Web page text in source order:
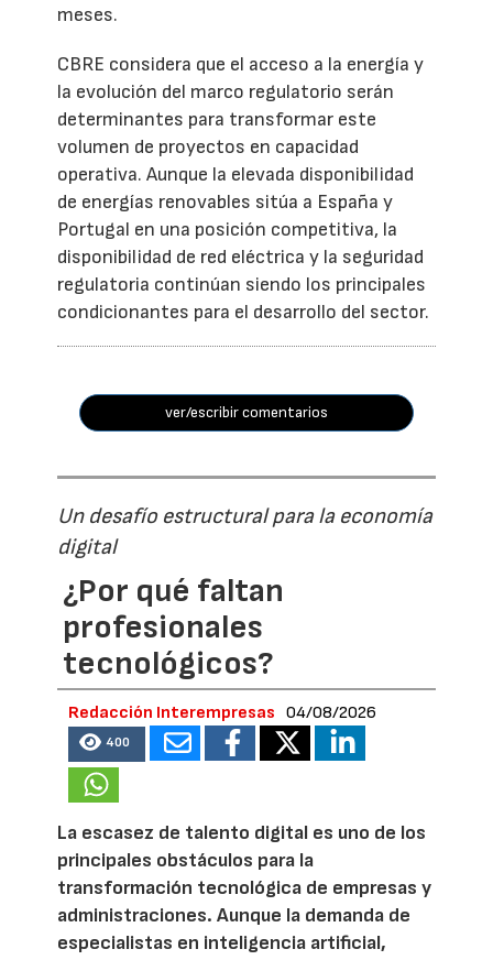
meses.
CBRE considera que el acceso a la energía y
la evolución del marco regulatorio serán
determinantes para transformar este
volumen de proyectos en capacidad
operativa. Aunque la elevada disponibilidad
de energías renovables sitúa a España y
Portugal en una posición competitiva, la
disponibilidad de red eléctrica y la seguridad
regulatoria continúan siendo los principales
condicionantes para el desarrollo del sector.
ver/escribir comentarios
Un desafío estructural para la economía
digital
¿Por qué faltan
profesionales
tecnológicos?
Redacción Interempresas 04/08/2026
400
La escasez de talento digital es uno de los
principales obstáculos para la
transformación tecnológica de empresas y
administraciones. Aunque la demanda de
especialistas en inteligencia artificial,